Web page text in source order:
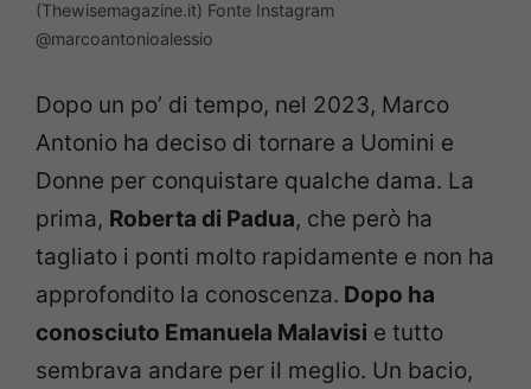
(Thewisemagazine.it) Fonte Instagram
@marcoantonioalessio
Dopo un po’ di tempo, nel 2023, Marco
Antonio ha deciso di tornare a Uomini e
Donne per conquistare qualche dama. La
prima, Roberta di Padua, che però ha
tagliato i ponti molto rapidamente e non ha
approfondito la conoscenza. Dopo ha
conosciuto Emanuela Malavisi e tutto
sembrava andare per il meglio. Un bacio,